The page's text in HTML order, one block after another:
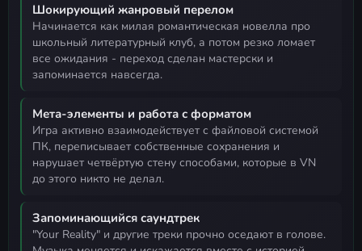
Шокирующий жанровый перелом
начинается как милая романтическая новелла про
школьный литературный клуб, а потом резко ломает
все ожидания - переход сделан мастерски и
запоминается навсегда.
Мета-элементы и работа с форматом
игра активно взаимодействует с файловой системой
ПК, переписывает собственные сохранения и
нарушает четвёртую стену способами, которые в VN
до этого никто не делал.
Запоминающийся саундтрек
"Your Reality" и другие треки прочно оседают в голове.